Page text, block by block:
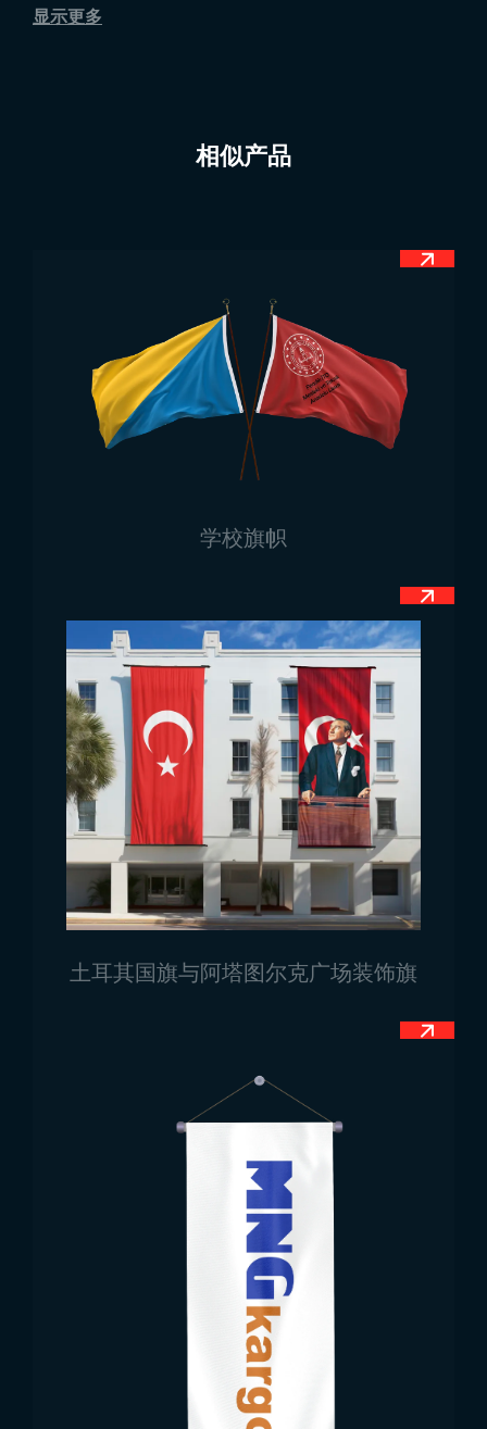
色。因此国旗采用绿色。白色象征和平，而红色象征意
关于意大利国旗有不同信息。例如，意大利政客翁贝托·
国影响。各颜色含义如下：绿色象征自然，白色象征阿
尔卑斯山的雪，红色象征独立战争中流的血液。宗教角
度解读则认为绿色象征希望，白色象征命运，红色象征
仁慈的意大利人民。因此，即使颜色相同，具体象征意
义也不统一。甚至意大利民众对此亦无完全共识，因此
无法断言每种颜色的确切含义。
意大利国旗以不同形式和材质制作，提供给客户选择。
由于材质和形式多样，国旗没有固定尺寸，可根据需求
意大利国旗使用场合
意大利国旗是意大利在国际舞台上被认知的重要象征。
因此，对意大利民众而言，国旗极为重要。尽管如此，
对其是否完全独立自主存在不同看法：有人认为国旗是
从法国“借鉴”而来，也有人认为国家间国旗相似属正常
现象。
无论观点如何，国旗仍然是意大利国家和人民的象征。
意大利国旗用于国际会议、正式访问、对外援助物资、
官方游行、海外领事馆建筑、独立日以及各种庆典。此
显示更多
相似产品
学校旗帜
土耳其国旗与阿塔图尔克广场装饰旗